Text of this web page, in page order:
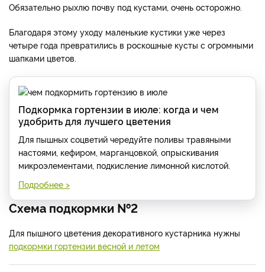
Обязательно рыхлю почву под кустами, очень осторожно.
Благодаря этому уходу маленькие кустики уже через
четыре года превратились в роскошные кусты с огромными
шапками цветов.
Подкормка гортензии в июле: когда и чем
удобрить для лучшего цветения
Для пышных соцветий чередуйте поливы травяными
настоями, кефиром, марганцовкой, опрыскивания
микроэлементами, подкисление лимонной кислотой.
Подробнее >
Схема подкормки №2
Для пышного цветения декоративного кустарника нужны
подкормки гортензии весной и летом